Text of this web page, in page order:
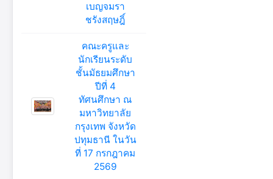
เบญจมรา
ชรังสฤษฎิ์
คณะครูและ
นักเรียนระดับ
ชั้นมัธยมศึกษา
ปีที่ 4
ทัศนศึกษา ณ
มหาวิทยาลัย
กรุงเทพ จังหวัด
ปทุมธานี ในวัน
ที่ 17 กรกฎาคม
2569